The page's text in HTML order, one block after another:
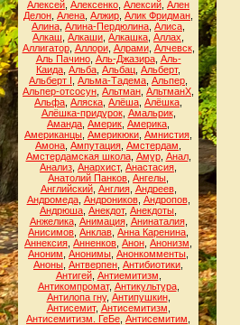
Алексей Алексенко Алексий Ален
Делон Алена Алжир Алик Фридман
Алина Алина-Пердюлина Алиса
Алкаш Алкаши Алкашка Аллах
Аллигатор, Аллори, Алрами, Алчевск,
Аль Пачино, Аль-Джазира, Аль-
Каида Альба Альбац Альберт,
Альберт I Альма-Тадема Альпер
Альпер-отсосун Альтман АльтманХ
Альфа Аляска Алёша Алёшка
Алёшка-придурок, Амальрик,
Аманда Америк Америка
Американцы Америкюки Амнистия
Амона Ампутация Амстердам
Амстердамская школа, Амур, Анал,
Анализ Анархист, Анастасия
Анатолий Панков Ангелы
Английский, Англия, Андреев,
Андромеда, Андроников, Андропов,
Андрюша Анекдот, Анекдоты
Анжелика, Анимация, Анинаталия,
Анисимов Анклав Анна Каренина
Аннексия Анненков Анон Анонизм
Аноним Анонимы Анонкомменты
Аноны Антверпен Антибиотики
Антигей, Антиемитизм
Антикомпромат, Антикультура,
Антилопа гну, Антипушкин,
Антисемит, Антисемитизм
Антисемитизм. ГеБе Антисемитим